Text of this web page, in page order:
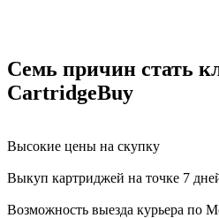
Семь причин стать
CartridgeBuy
Высокие цены на скупку
Выкуп картриджей на точке 7
Возможность выезда курьера по